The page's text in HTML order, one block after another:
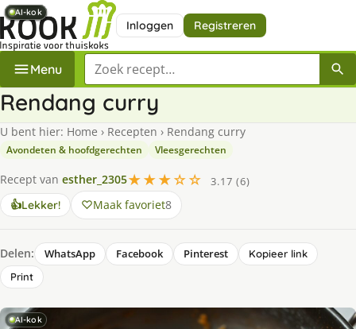
Inloggen Registreren
Menu Zoek een recept
Rendang curry
U bent hier: Home › Recepten › Rendang curry
Avondeten & hoofdgerechten Vleesgerechten
Recept van esther_2305★★★☆☆
3.17 (6)
👍Lekker! Maak favoriet8
Delen: WhatsApp Facebook Pinterest
Kopieer link
Print
AI-kok
AI-kok
AI-kok
AI-kok
AI-kok
AI-kok
AI-kok
AI-kok